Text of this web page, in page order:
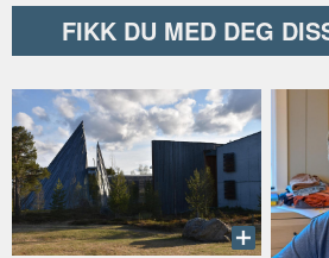
FIKK DU MED DEG